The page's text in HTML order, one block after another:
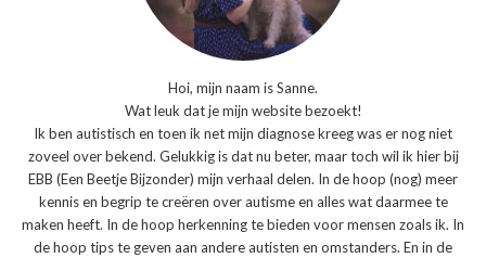
Hoi, mijn naam is Sanne.
Wat leuk dat je mijn website bezoekt!
Ik ben autistisch en toen ik net mijn diagnose kreeg was er nog niet
zoveel over bekend. Gelukkig is dat nu beter, maar toch wil ik hier bij
EBB (Een Beetje Bijzonder) mijn verhaal delen. In de hoop (nog) meer
kennis en begrip te creëren over autisme en alles wat daarmee te
maken heeft. In de hoop herkenning te bieden voor mensen zoals ik. In
de hoop tips te geven aan andere autisten en omstanders. En in de